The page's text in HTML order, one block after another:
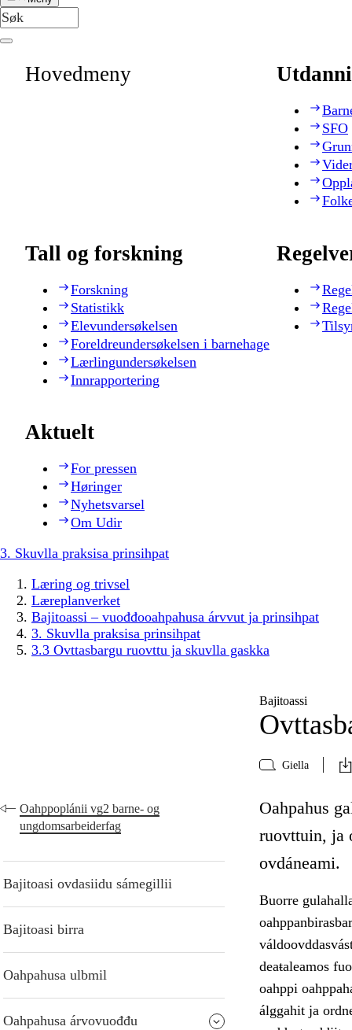
Hovedmeny
SFO
Tall og forskning
Forskning
Statistikk
Elevundersøkelsen
Foreldreundersøkelsen i barnehage
Lærlingundersøkelsen
Innrapportering
Aktuelt
For pressen
Høringer
Nyhetsvarsel
Om Udir
3. Skuvlla praksisa prinsihpat
Læring og trivsel
Læreplanverket
Bajitoassi – vuođđooahpahusa árvvut ja prinsihpat
3. Skuvlla praksisa prinsihpat
3.3 Ovttasbargu ruovttu ja skuvlla gaskka
Bajitoassi
Giella
Oahppoplánii vg2 barne- og
ungdomsarbeiderfag
Bajitoasi ovdasiidu sámegillii
Bajitoasi birra
Oahpahusa ulbmil
Oahpahusa árvovuođđu
Oahpahus
ruovttuin, ja
ovdáneami.
Buorre
deaŧaleamos
oahppi
álggahit ja